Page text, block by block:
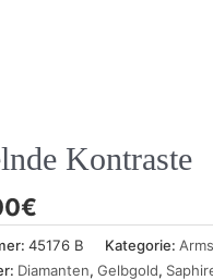
Kontraste
€
45176 B Kategorie:
Diamanten, Gelbgold,